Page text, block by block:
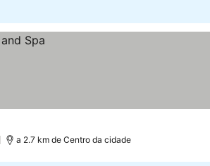
a 2.7 km de Centro da cidade